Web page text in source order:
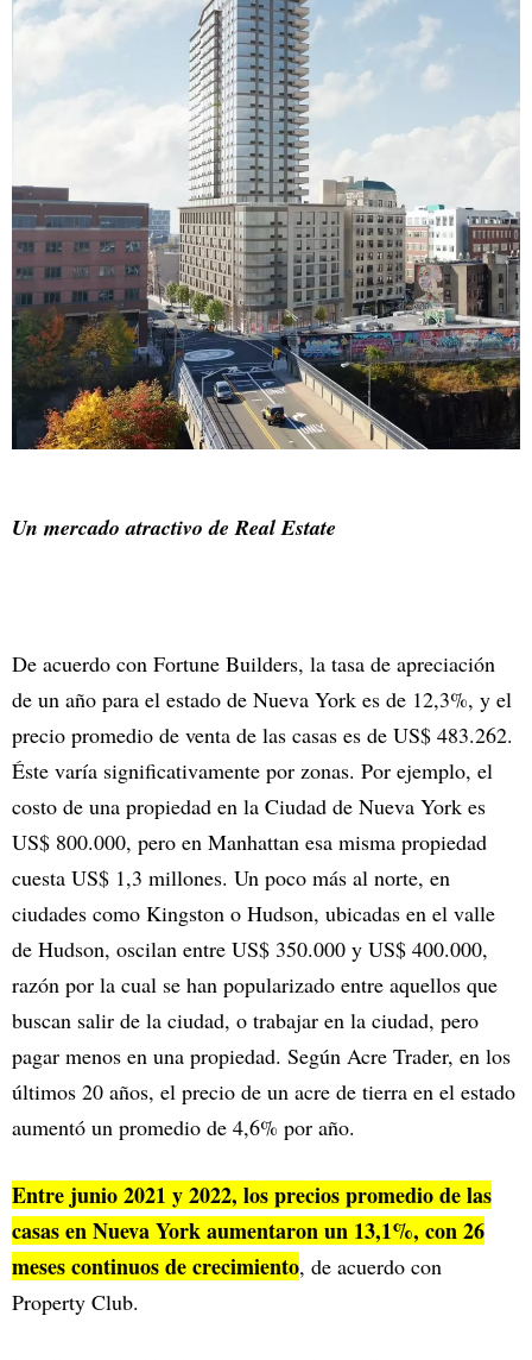
Un mercado atractivo de Real Estate
De acuerdo con Fortune Builders, la tasa de apreciación
de un año para el estado de Nueva York es de 12,3%, y el
precio promedio de venta de las casas es de US$ 483.262.
Éste varía significativamente por zonas. Por ejemplo, el
costo de una propiedad en la Ciudad de Nueva York es
US$ 800.000, pero en Manhattan esa misma propiedad
cuesta US$ 1,3 millones. Un poco más al norte, en
ciudades como Kingston o Hudson, ubicadas en el valle
de Hudson, oscilan entre US$ 350.000 y US$ 400.000,
razón por la cual se han popularizado entre aquellos que
buscan salir de la ciudad, o trabajar en la ciudad, pero
pagar menos en una propiedad. Según Acre Trader, en los
últimos 20 años, el precio de un acre de tierra en el estado
aumentó un promedio de 4,6% por año.
Entre junio 2021 y 2022, los precios promedio de las
casas en Nueva York aumentaron un 13,1%, con 26
meses continuos de crecimiento, de acuerdo con
Property Club.